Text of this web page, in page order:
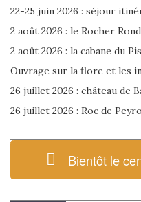
22-25 juin 2026 : séjour
2 août 2026 : le Rocher Rond
2 août 2026 : la cabane du
Ouvrage sur la flore et les
26 juillet 2026 : château de
26 juillet 2026 : Roc de
Bientôt le